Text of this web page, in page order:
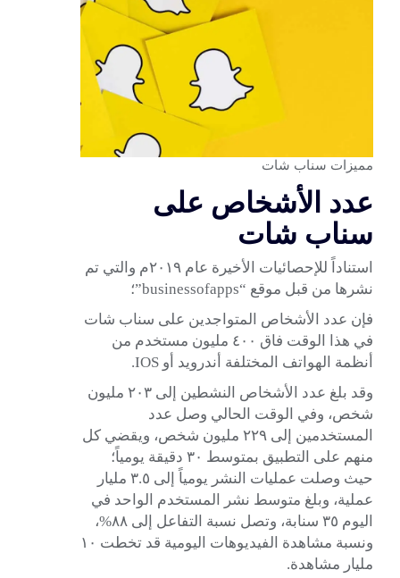
مميزات سناب شات
عدد الأشخاص على
سناب شات
استناداً للإحصائيات الأخيرة عام ٢٠١٩م والتي تم
نشرها من قبل موقع “businessofapps”؛
فإن عدد الأشخاص المتواجدين على سناب شات
في هذا الوقت فاق ٤٠٠ مليون مستخدم من
أنظمة الهواتف المختلفة أندرويد أو IOS.
وقد بلغ عدد الأشخاص النشطين إلى ٢٠٣ مليون
شخص، وفي الوقت الحالي وصل عدد
المستخدمين إلى ٢٢٩ مليون شخص، ويقضي كل
منهم على التطبيق بمتوسط ٣٠ دقيقة يومياً؛
حيث وصلت عمليات النشر يومياً إلى ٣.٥ مليار
عملية، وبلغ متوسط نشر المستخدم الواحد في
اليوم ٣٥ سنابة، وتصل نسبة التفاعل إلى ٨٨%،
ونسبة مشاهدة الفيديوهات اليومية قد تخطت ١٠
مليار مشاهدة.